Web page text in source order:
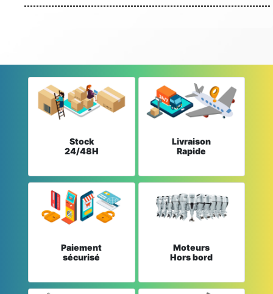
Stock
24/48H
Livraison
Rapide
Paiement
sécurisé
Moteurs
Hors bord